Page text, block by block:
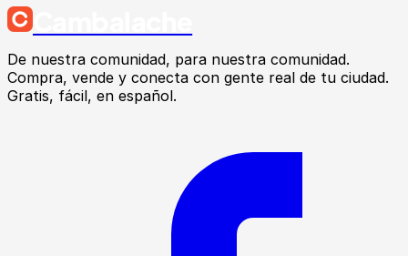
De nuestra comunidad, para nuestra comunidad.
Compra, vende y conecta con gente real de tu ciudad.
Gratis, fácil, en español.